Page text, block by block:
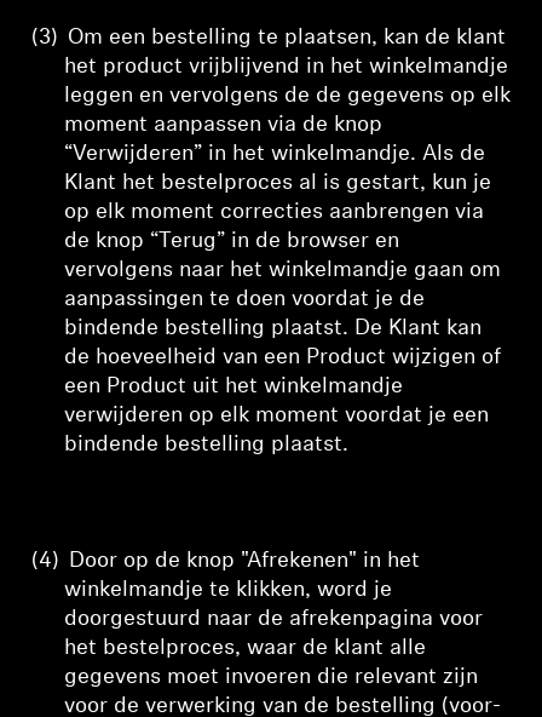
(3) Om een bestelling te plaatsen, kan de klant
het product vrijblijvend in het winkelmandje
leggen en vervolgens de de gegevens op elk
moment aanpassen via de knop
“Verwijderen” in het winkelmandje. Als de
Klant het bestelproces al is gestart, kun je
op elk moment correcties aanbrengen via
de knop “Terug” in de browser en
vervolgens naar het winkelmandje gaan om
aanpassingen te doen voordat je de
bindende bestelling plaatst. De Klant kan
de hoeveelheid van een Product wijzigen of
een Product uit het winkelmandje
verwijderen op elk moment voordat je een
bindende bestelling plaatst.
(4) Door op de knop "Afrekenen" in het
winkelmandje te klikken, word je
doorgestuurd naar de afrekenpagina voor
het bestelproces, waar de klant alle
gegevens moet invoeren die relevant zijn
voor de verwerking van de bestelling (voor-